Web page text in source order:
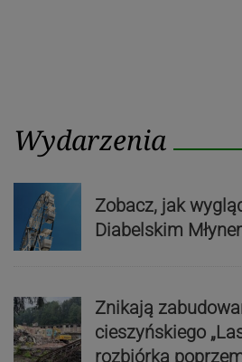
Wydarzenia
Zobacz, jak
Diabelskim
Znikają
cieszyńskiego
rozbiórka